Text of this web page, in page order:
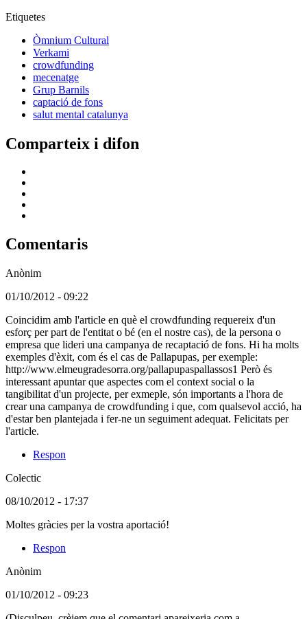
Etiquetes
Òmnium Cultural
Verkami
crowdfunding
mecenatge
Grup Barnils
captació de fons
salut mental catalunya
Comparteix i difon
Comentaris
Anònim
(Usuari
registrat)
01/10/2012 - 09:22
Coincidim amb l'article en què el crowdfunding requereix d'un
esforç per part de l'entitat o bé (en el nostre cas), de la persona o
empresa que lideri una campanya de recaptació de fons. Hi ha molts
exemples d'èxit, com és el cas de Pallapupas, per exemple:
http://www.elmeugradesorra.org/pallapupaspallassos1 Però és
interessant apuntar que aspectes com el context social o la
tangibilitat d'un projecte, per exmeple, són importants a l'hora de
crear una campanya de crowdfunding i que, com qualsevol acció, ha
d'estar ben plantejada i fer-ne un seguiment adequat. Felicitats per
l'article.
Respon
Colectic
(Usuari
08/10/2012 - 17:37
Comentari
resposta
comentari:
amb
Moltes gràcies per la vostra aportació!
Respon
Anònim
(Usuari
01/10/2012 - 09:23